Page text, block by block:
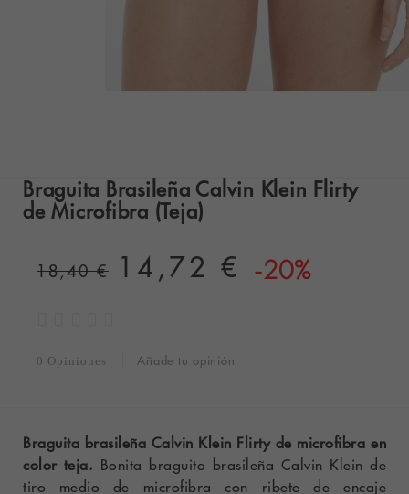
Braguita Brasileña Calvin Klein Flirty
de Microfibra (Teja)
18,40 € 14,72 € -20%
0 Opiniones Añade tu opinión
Braguita brasileña Calvin Klein Flirty de microfibra en
color teja. Bonita braguita brasileña Calvin Klein de
tiro medio de microfibra con ribete de encaje